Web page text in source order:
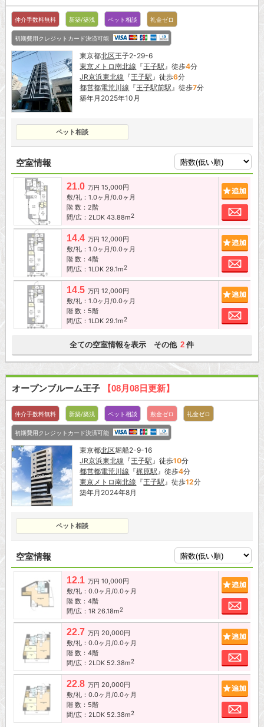
仲介手数料無料 新築/築浅 ペット相談 礼金ゼロ
初期費用クレジットカード決済可能
東京都北区王子2-29-6
東京メトロ南北線 『王子駅 』徒歩4分
JR京浜東北線 『王子駅 』徒歩6分
都営都電荒川線 『王子駅前駅 』徒歩7分
築年月2025年10月
ペット相談
空室情報
21.0 万円 15,000円
敷/礼：1.0ヶ月/0.0ヶ月
階 数：2階
間/広：2LDK 43.88m2
お
14.4 万円 12,000円
敷/礼：1.0ヶ月/0.0ヶ月
階 数：4階
間/広：1LDK 29.1m2
お
14.5 万円 12,000円
敷/礼：1.0ヶ月/0.0ヶ月
階 数：5階
間/広：1LDK 29.1m2
お
全ての空室情報を表示 その他 2 件
オープンブルーム王子 【08月08日更新】
仲介手数料無料 新築/築浅 ペット相談 敷金ゼロ 礼金ゼロ
初期費用クレジットカード決済可能
東京都北区堀船2-9-16
JR京浜東北線 『王子駅 』徒歩10分
都営都電荒川線 『梶原駅 』徒歩4分
東京メトロ南北線 『王子駅 』徒歩12分
築年月2024年8月
ペット相談
空室情報
12.1 万円 10,000円
敷/礼：0.0ヶ月/0.0ヶ月
階 数：4階
間/広：1R 26.18m2
お
22.7 万円 20,000円
敷/礼：0.0ヶ月/0.0ヶ月
階 数：4階
間/広：2LDK 52.38m2
お
22.8 万円 20,000円
敷/礼：0.0ヶ月/0.0ヶ月
階 数：5階
間/広：2LDK 52.38m2
お